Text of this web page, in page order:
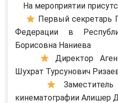
На мероприятии
Первый секретарь
Федерации в
Борисовна Наниева
Директор
Шухрат Турсунович
кинематографии Алишер